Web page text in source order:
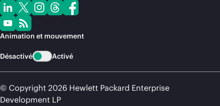
Animation et mouvement
Désactivé Activé
© Copyright 2026 Hewlett Packard Enterprise
Development LP